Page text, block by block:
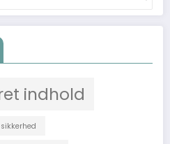
indhold